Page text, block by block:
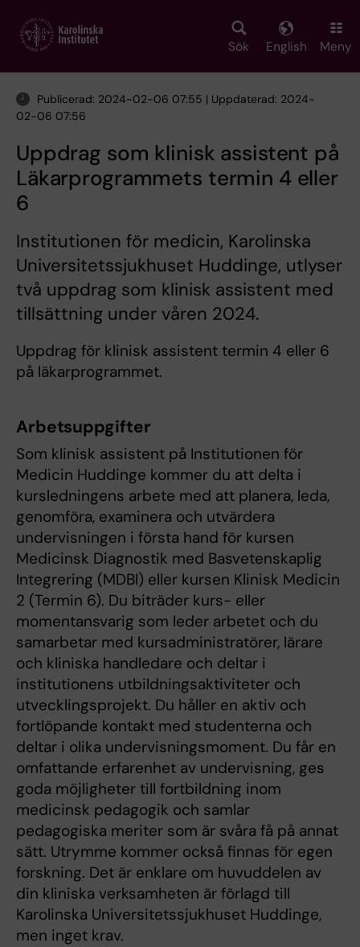
main
Sök English Meny
Publicerad: 2024-02-06 07:55 | Uppdaterad: 2024-
02-06 07:56
Uppdrag som klinisk assistent på
Läkarprogrammets termin 4 eller
6
Institutionen för medicin, Karolinska
Universitetssjukhuset Huddinge, utlyser
två uppdrag som klinisk assistent med
tillsättning under våren 2024.
Uppdrag för klinisk assistent termin 4 eller 6
på läkarprogrammet.
Arbetsuppgifter
Som klinisk assistent på Institutionen för
Medicin Huddinge kommer du att delta i
kursledningens arbete med att planera, leda,
genomföra, examinera och utvärdera
undervisningen i första hand för kursen
Medicinsk Diagnostik med Basvetenskaplig
Integrering (MDBI) eller kursen Klinisk Medicin
2 (Termin 6). Du biträder kurs- eller
momentansvarig som leder arbetet och du
samarbetar med kursadministratörer, lärare
och kliniska handledare och deltar i
institutionens utbildningsaktiviteter och
utvecklingsprojekt. Du håller en aktiv och
fortlöpande kontakt med studenterna och
deltar i olika undervisningsmoment. Du får en
omfattande erfarenhet av undervisning, ges
goda möjligheter till fortbildning inom
medicinsk pedagogik och samlar
pedagogiska meriter som är svåra få på annat
sätt. Utrymme kommer också finnas för egen
forskning. Det är enklare om huvuddelen av
din kliniska verksamheten är förlagd till
Karolinska Universitetssjukhuset Huddinge,
men inget krav.